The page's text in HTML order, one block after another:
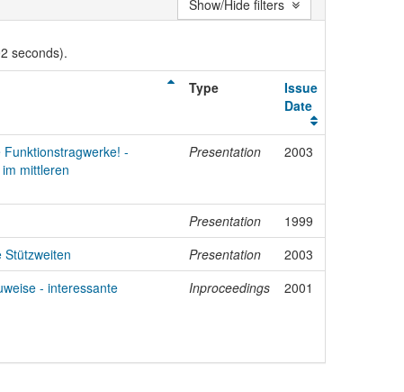
seconds).
Type
Issue
Date
-
mittleren
Presentation 2003
Presentation
1999
Stützweiten Presentation
2003
- interessante
Inproceedings 2001